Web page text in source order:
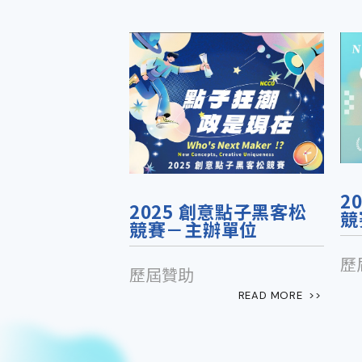
2025 創意點子黑客松
競賽－主辦單位
歷屆贊助
READ MORE  >>
歷